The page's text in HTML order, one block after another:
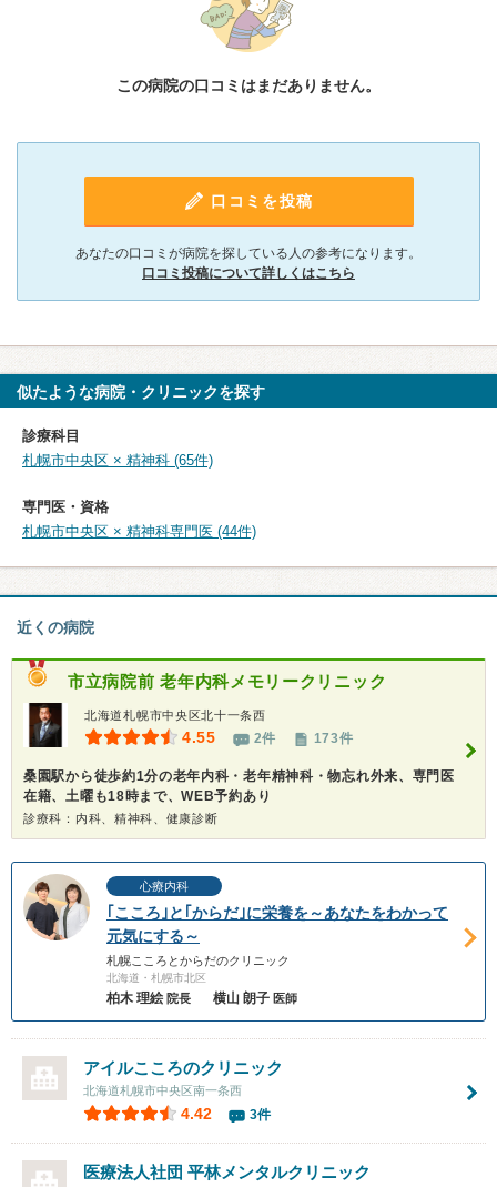
この病院の口コミはまだありません。
口コミを投稿
あなたの口コミが病院を探している人の参考になります。
口コミ投稿について詳しくはこちら
似たような病院・クリニックを探す
診療科目
札幌市中央区 × 精神科 (65件)
専門医・資格
札幌市中央区 × 精神科専門医 (44件)
近くの病院
市立病院前 老年内科メモリークリニック
北海道札幌市中央区北十一条西
4.55 2件 173件
桑園駅から徒歩約1分の老年内科・老年精神科・物忘れ外来、専門医
在籍、土曜も18時まで、WEB予約あり
診療科：内科、精神科、健康診断
心療内科
｢こころ｣と｢からだ｣に栄養を～あなたをわかって
元気にする～
札幌こころとからだのクリニック
北海道・札幌市北区
柏木 理絵 院長 横山 朗子 医師
アイルこころのクリニック
北海道札幌市中央区南一条西
4.42 3件
医療法人社団 平林メンタルクリニック